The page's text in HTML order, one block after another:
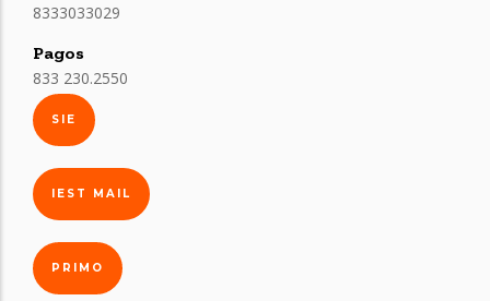
8333033029
Pagos
833 230.2550
SIE
IEST MAIL
PRIMO